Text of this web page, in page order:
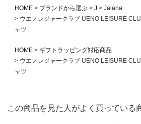
HOME ブランドから選ぶ J
Jalana
ウエノレジャークラブ UENO LEISURE
ャツ
HOME
ギフトラッピング対応商品
ウエノレジャークラブ UENO LEISURE
ャツ
この商品を見た人がよく買っている